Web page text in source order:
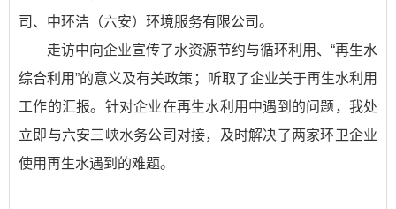
司、中环洁（六安）环境服务有限公司。
走访中向企业宣传了水资源节约与循环利用、“再生水
综合利用”的意义及有关政策；听取了企业关于再生水利用
工作的汇报。针对企业在再生水利用中遇到的问题，我处
立即与六安三峡水务公司对接，及时解决了两家环卫企业
使用再生水遇到的难题。